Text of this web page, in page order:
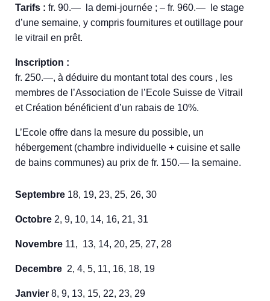
Tarifs : fr. 90.— la demi-journée ; – fr. 960.— le stage
d’une semaine, y compris fournitures et outillage pour
le vitrail en prêt.
Inscription :
fr. 250.—, à déduire du montant total des cours , les
membres de l’Association de l’Ecole Suisse de Vitrail
et Création bénéficient d’un rabais de 10%.
L’Ecole offre dans la mesure du possible, un
hébergement (chambre individuelle + cuisine et salle
de bains communes) au prix de fr. 150.— la semaine.
Septembre 18, 19, 23, 25, 26, 30
Octobre 2, 9, 10, 14, 16, 21, 31
Novembre 11, 13, 14, 20, 25, 27, 28
Decembre 2, 4, 5, 11, 16, 18, 19
Janvier 8, 9, 13, 15, 22, 23, 29